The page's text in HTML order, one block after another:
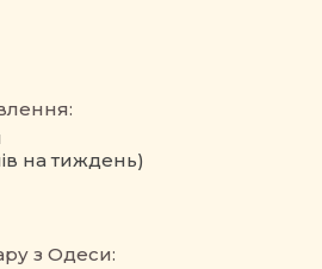
на тиждень)
з Одеси: